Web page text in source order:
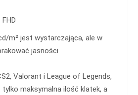
m² jest wystarczająca, ale w
jasności
Valorant i League of Legends,
maksymalna ilość klatek, a